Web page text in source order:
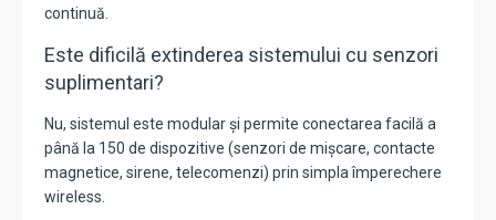
continuă.
Este dificilă extinderea sistemului cu senzori
suplimentari?
Nu, sistemul este modular și permite conectarea facilă a
până la 150 de dispozitive (senzori de mișcare, contacte
magnetice, sirene, telecomenzi) prin simpla împerechere
wireless.